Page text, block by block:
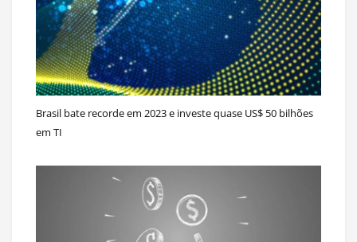
Brasil bate recorde em 2023 e investe quase US$ 50 bilhões
em TI